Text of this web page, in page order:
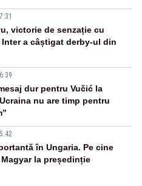
victorie de senzație cu
a câștigat derby-ul din
dur pentru Vučić la
nu are timp pentru
în Ungaria. Pe cine
Magyar la președinție